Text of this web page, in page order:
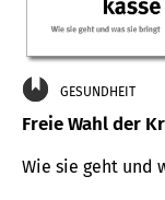
GESUNDHEIT
Freie Wahl der
Wie sie geht und